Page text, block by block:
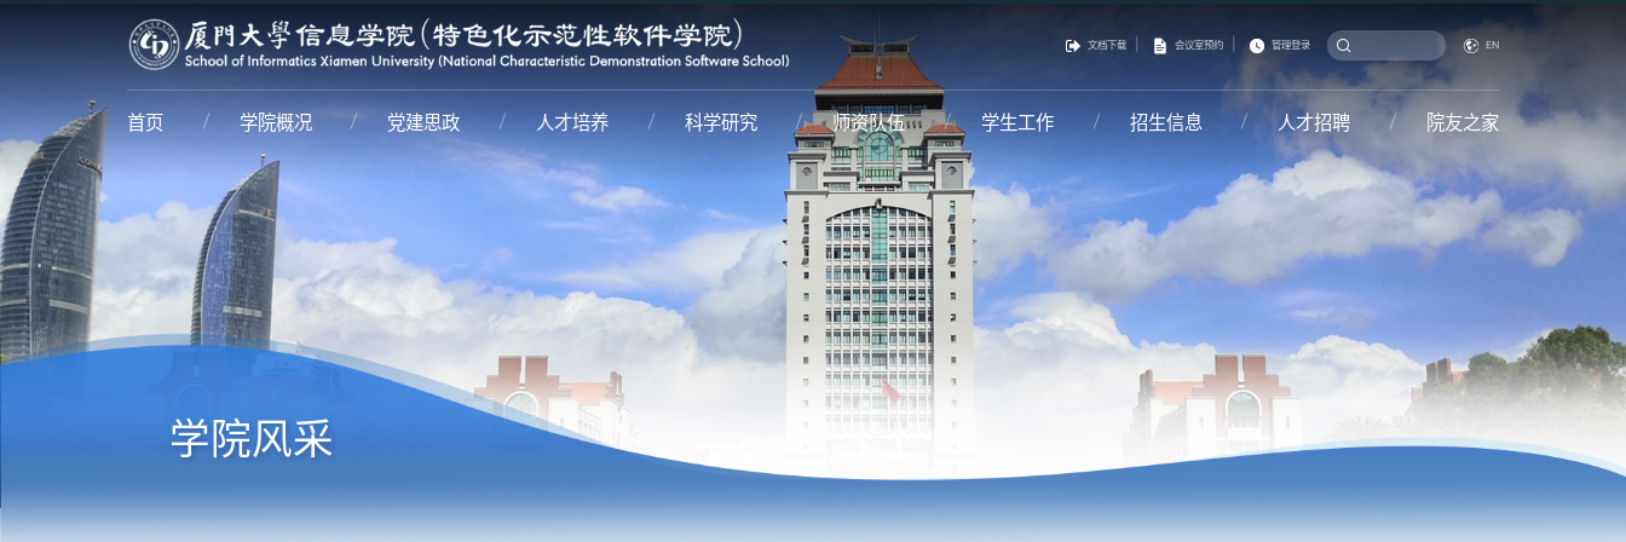
文档下载 会议室预约 管理登录 EN
首页 学院概况 党建思政 人才培养 科学研究 师资队伍 学生工作 招生信息 人才招聘 院友之家
学院风采